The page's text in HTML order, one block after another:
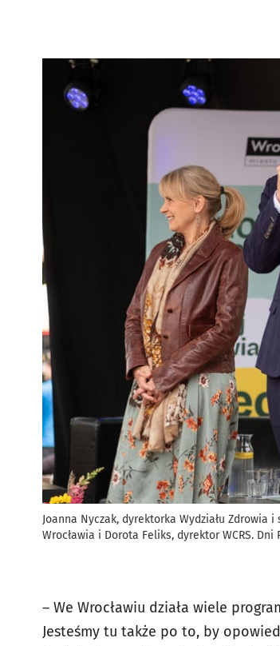
Joanna Nyczak, dyrektorka Wydziału Zdrowia
Wrocławia i Dorota Feliks, dyrektor WCRS.
– We Wrocławiu działa wiele
Jesteśmy tu także po to, by